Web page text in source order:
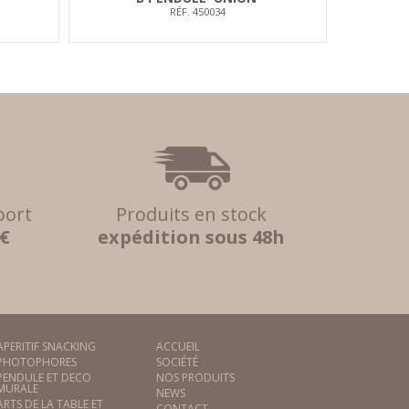
RÉF. 450034
Produits en stock
expédition sous 48h
SNACKING
ET DECO
DE LA TABLE ET
ACCUEIL
SOCIÉTÉ
NOS PRODUITS
NEWS